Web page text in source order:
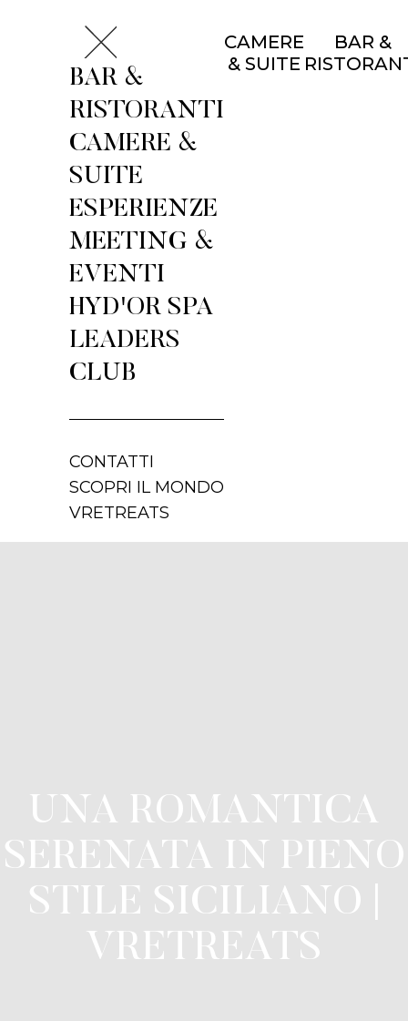
BAR &
RISTORANTI
CAMERE &
SUITE
ESPERIENZE
MEETING &
EVENTI
HYD'OR SPA
LEADERS
CLUB
CONTATTI
SCOPRI IL MONDO
VRETREATS
CAMERE
& SUITE
BAR &
UNA ROMANTICA
SERENATA IN PIENO
STILE SICILIANO |
VRETREATS